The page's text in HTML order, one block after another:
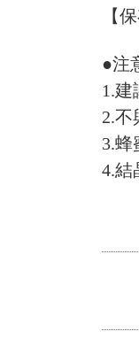
【
●注
1.建
2.不
3.蜂
4.結